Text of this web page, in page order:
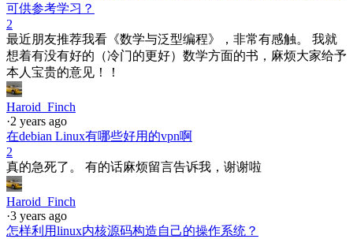
可供参考学习？
2
最近朋友推荐我看《数学与泛型编程》，非常有感触。 我就
想着有没有好的（冷门的更好）数学方面的书，麻烦大家给予
本人宝贵的意见！！
Haroid_Finch
·2 years ago
在debian Linux有哪些好用的vpn啊
2
真的急死了。 有的话麻烦留言告诉我，谢谢啦
Haroid_Finch
·3 years ago
怎样利用linux内核源码构造自己的操作系统？